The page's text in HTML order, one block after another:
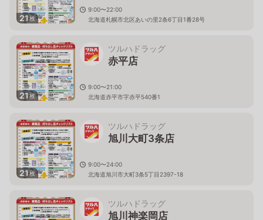
21枚
9:00〜22:00
北海道札幌市北区あいの里2条6丁目1番28号
21枚
ツルハドラッグ
赤平店
9:00〜21:00
北海道赤平市字赤平540番1
21枚
ツルハドラッグ
旭川大町3条店
9:00〜24:00
北海道旭川市大町3条5丁目2397-18
ツルハドラッグ
旭川神楽岡店